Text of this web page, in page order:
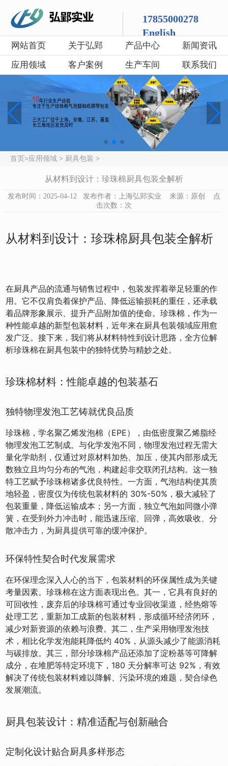
17855000278
English
网站首页 关于弘郢 产品中心
新闻资讯
应用领域
客户案例 生产车间 联系我们
首页 >应用领域 > 厨具包装 >
从材料到设计：珍珠棉厨具包装全解析
发布时间：2025-04-12 发布作者：上海弘郢实业 来源：原创 点
击次数： 次
从材料到设计：珍珠棉厨具包装全解析
在厨具产品的流通与销售过程中，包装发挥着举足轻重的作
用。它不仅肩负着保护产品、降低运输损耗的重任，还承载
着品牌形象展示、提升产品附加值的使命。珍珠棉，作为一
种性能卓越的新型包装材料，近年来在厨具包装领域应用愈
发广泛。接下来，我们将从材料特性到设计思路，全方位解
析珍珠棉在厨具包装中的独特优势与精妙之处。
珍珠棉材料：性能卓越的包装基石
独特物理发泡工艺铸就优良品质
珍珠棉，学名聚乙烯发泡棉（EPE），由低密度聚乙烯脂经
物理发泡工艺制成。与化学发泡不同，物理发泡过程无需大
量化学助剂，仅通过对原材料加热、加压，使其内部形成无
数独立且均匀分布的气泡，构建起非交联闭孔结构。这一独
特工艺赋予珍珠棉诸多优良特性。一方面，气泡结构使其质
地轻盈，密度仅为传统包装材料的 30%-50%，极大减轻了
包装重量，降低运输成本；另一方面，独立气泡如同微小弹
簧，在受到外力冲击时，能迅速压缩、回弹，高效吸收、分
散冲击力，为厨具提供可靠的缓冲保护。
环保特性契合时代发展需求
在环保理念深入人心的当下，包装材料的环保属性成为关键
考量因素。珍珠棉在这方面表现出色。其一，它具有良好的
可回收性，废弃后的珍珠棉可通过专业回收渠道，经热熔等
处理工艺，重新加工成新的包装材料，形成循环经济闭环，
减少对新资源的依赖与浪费。其二，生产采用物理发泡技
术，相比化学发泡能耗降低约 40%，从源头减少了能源消耗
与碳排放。其三，部分珍珠棉产品还添加了淀粉基等可降解
成分，在堆肥等特定环境下，180 天分解率可达 92%，有效
解决了传统包装材料难以降解、污染环境的难题，契合绿色
发展潮流。
厨具包装设计：精准适配与创新融合
定制化设计贴合厨具多样形态